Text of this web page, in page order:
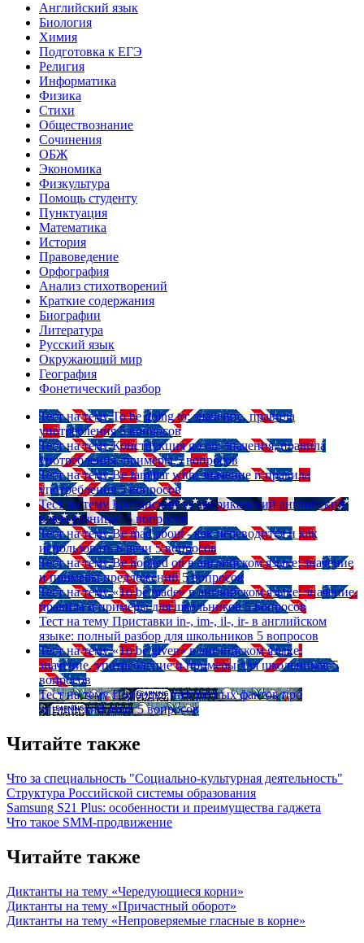
Английский язык
Биология
Химия
Подготовка к ЕГЭ
Религия
Информатика
Физика
Стихи
Обществознание
Сочинения
ОБЖ
Экономика
Физкультура
Помощь студенту
Пунктуация
Математика
История
Правоведение
Орфография
Анализ стихотворений
Краткие содержания
Биографии
Литература
Русский язык
Окружающий мир
География
Фонетический разбор
Тест на тему To be going to: значение, правила
употребления 5 вопросов
Тест на тему Конструкция go on: значения, правила
употребления, примеры 5 вопросов
Тест на тему Be familiar with: значение и правила
употребления 5 вопросов
Тест на тему Британский vs американский английский:
в чем разница? 5 вопросов
Тест на тему Be mad about - как переводится и как
использовать в речи 5 вопросов
Тест на тему Be hooked on в английском языке: значение
и примеры предложений 5 вопросов
Тест на тему «To be made» в английском языке: значение,
правила и примеры для школьников 5 вопросов
Тест на тему Приставки in-, im-, il-, ir- в английском
языке: полный разбор для школьников 5 вопросов
Тест на тему «To be given» в английском языке:
значение, употребление и примеры для школьников 5
вопросов
Тест на тему Подборка интересных фактов про
английский язык 5 вопросов
Читайте также
Что за специальность "Социально-культурная деятельность"
Структура Российской системы образования
Samsung S21 Plus: особенности и преимущества гаджета
Что такое SMM-продвижение
Читайте также
Диктанты на тему «Чередующиеся корни»
Диктанты на тему «Причастный оборот»
Диктанты на тему «Непроверяемые гласные в корне»